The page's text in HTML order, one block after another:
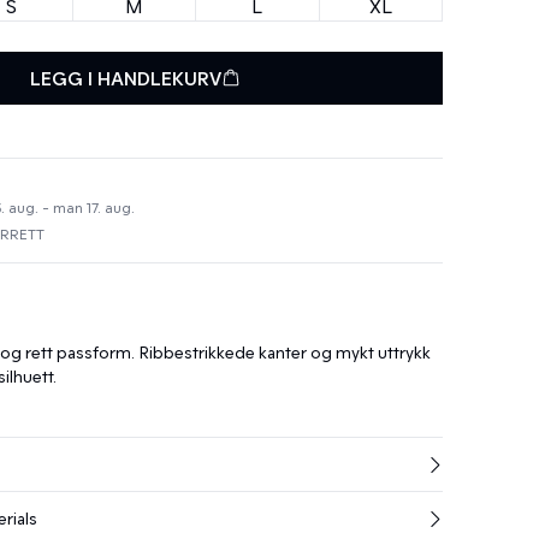
S M L
XL
LEGG I HANDLEKURV
- man 17. aug.
rett passform. Ribbestrikkede kanter og mykt uttrykk